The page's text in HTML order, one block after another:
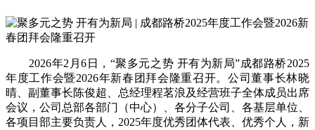
2026年2月6日，“聚多元之势 开有为新局”成都路桥2025
年度工作会暨2026年新春团拜会隆重召开。公司董事长林晓
晴、副董事长陈俊超、总经理程茗浪及经营班子全体成员出席
会议，公司总部各部门（中心）、各分子公司、各基层单位、
各项目部主要负责人，2025年度优秀团体代表、优秀个人，新